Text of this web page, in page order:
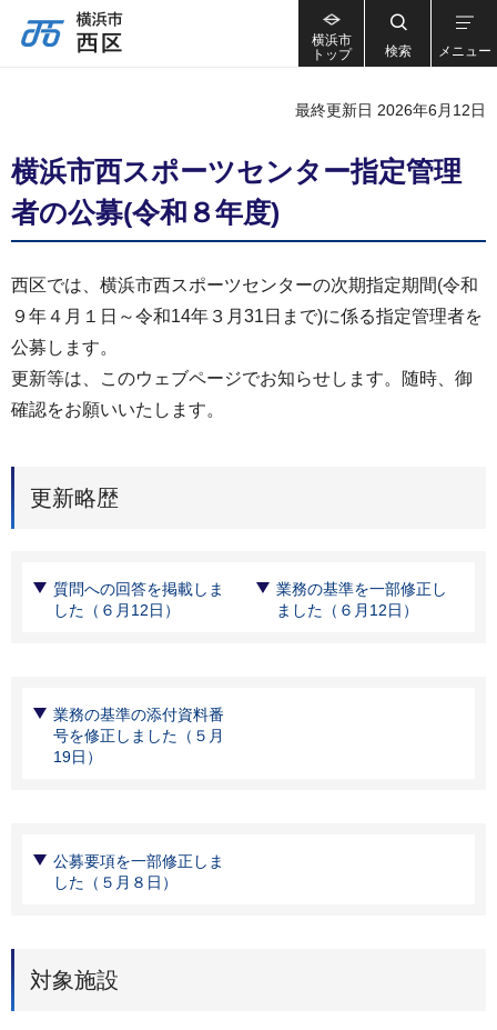
横浜市
トップ
検索 メニュー
最終更新日 2026年6月12日
横浜市西スポーツセンター指定管理
者の公募(令和８年度)
西区では、横浜市西スポーツセンターの次期指定期間(令和
９年４月１日～令和14年３月31日まで)に係る指定管理者を
公募します。
更新等は、このウェブページでお知らせします。随時、御
確認をお願いいたします。
更新略歴
質問への回答を掲載しま
した（６月12日）
業務の基準を一部修正し
ました（６月12日）
業務の基準の添付資料番
号を修正しました（５月
19日）
公募要項を一部修正しま
した（５月８日）
対象施設